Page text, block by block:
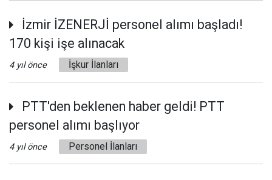
İzmir İZENERJİ personel alımı başladı!
170 kişi işe alınacak
4 yıl önce İşkur İlanları
PTT'den beklenen haber geldi! PTT
personel alımı başlıyor
4 yıl önce Personel İlanları